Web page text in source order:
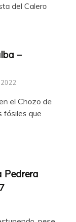
del Calero
–
el Chozo de
fósiles que
Pedrera